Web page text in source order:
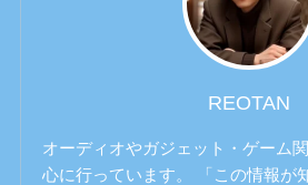
REOTAN
オーディオやガジェット・ゲーム
心に行っています。 「この情報が